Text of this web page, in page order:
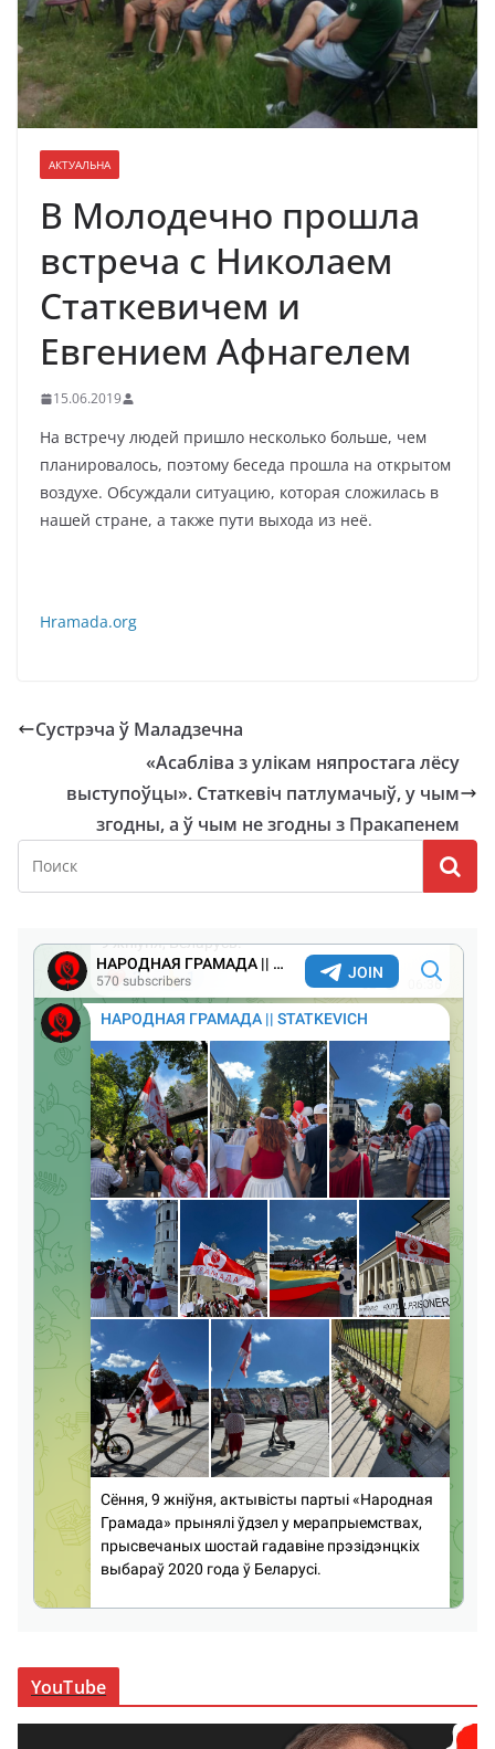
АКТУАЛЬНА
В Молодечно прошла
встреча с Николаем
Статкевичем и
Евгением Афнагелем
15.06.2019
На встречу людей пришло несколько больше, чем
планировалось, поэтому беседа прошла на открытом
воздухе. Обсуждали ситуацию, которая сложилась в
нашей стране, а также пути выхода из неё.
Hramada.org
Сустрэча ў Маладзечна
«Асабліва з улікам няпростага лёсу
выступоўцы». Статкевіч патлумачыў, у чым
згодны, а ў чым не згодны з Пракапенем
YouTube